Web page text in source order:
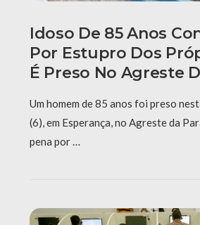
Idoso De 85 Anos
Por Estupro Dos
É Preso No Agreste
Um homem de 85 anos foi preso
(6), em Esperança, no Agreste da
pena por …